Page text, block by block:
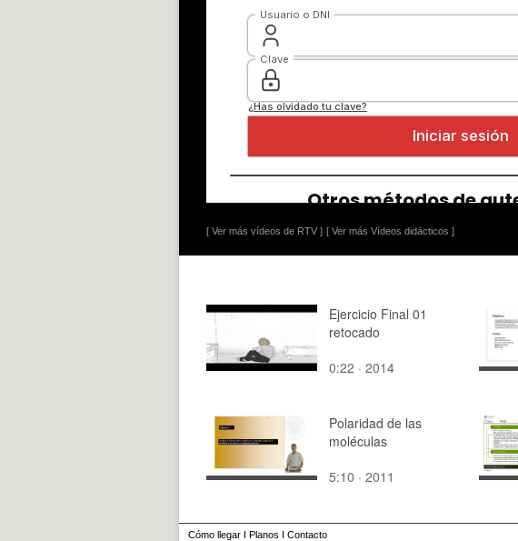
[ Ver más vídeos de RTV ] [ Ver más Vídeos didácticos ]
Ejercicio Final 01
retocado
0:22 · 2014
Polaridad de las
moléculas
5:10 · 2011
Cómo llegar I Planos I Contacto